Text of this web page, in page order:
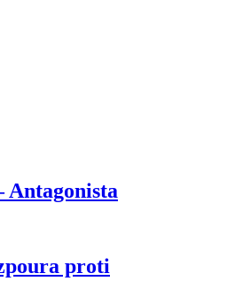
Antagonista
proti